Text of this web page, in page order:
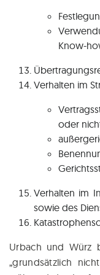
Know-
Ver­hal­ten im
oder
Ver­hal­ten im
sowie des
Urbach und Würz
„grund­sätz­lich